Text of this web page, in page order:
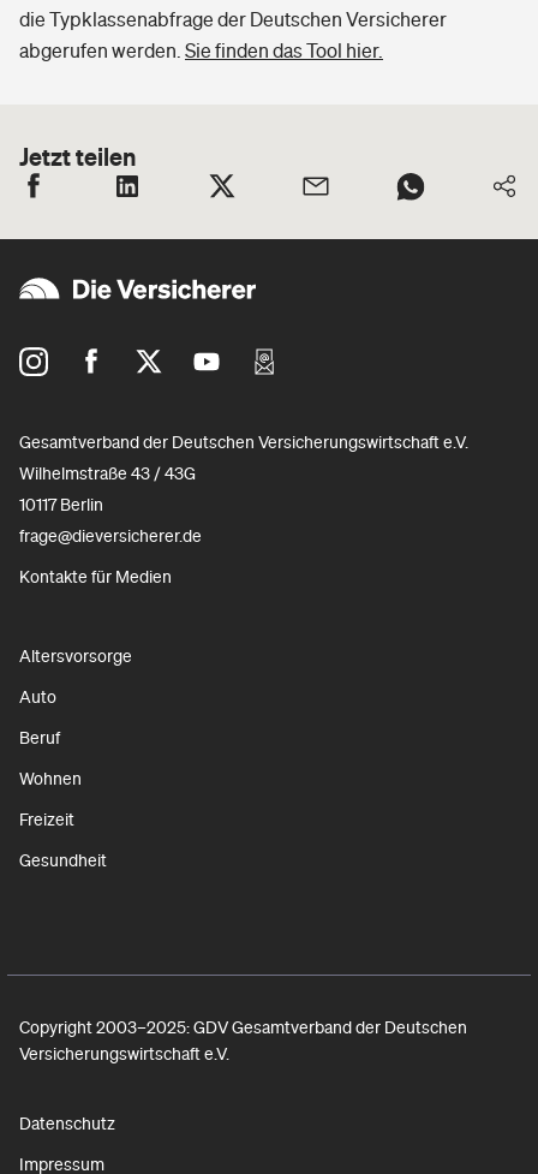
die Typklassenabfrage der Deutschen Versicherer
abgerufen werden. Sie finden das Tool hier.
Jetzt teilen
Gesamtverband der Deutschen Versicherungswirtschaft e.V.
Wilhelmstraße 43 / 43G
10117 Berlin
frage@dieversicherer.de
Kontakte für Medien
Altersvorsorge
Auto
Beruf
Wohnen
Freizeit
Gesundheit
Copyright 2003–2025: GDV Gesamtverband der Deutschen
Versicherungswirtschaft e.V.
Datenschutz
Impressum